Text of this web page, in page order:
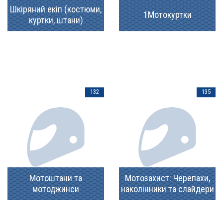
Шкіряний екіп (костюми,
куртки, штани)
1Мотокуртки
Мотоштани та
мотоджинси
132
Мотозахист: Черепахи,
наколінники та слайдери
135